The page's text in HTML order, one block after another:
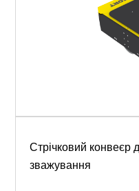
Стрічковий конвеєр
зважування